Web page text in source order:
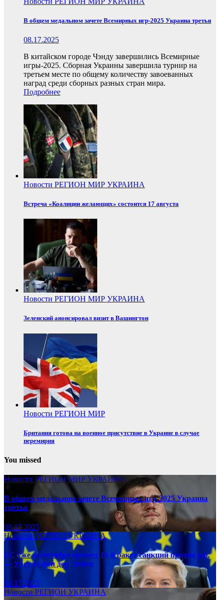
В общем медальном зачете Всемирных игр-2025 Украина третья
08.17.2025
В китайском городе Чэнду завершились Всемирные
игры-2025. Сборная Украины завершила турнир на
третьем месте по общему количеству завоеванных
наград среди сборных разных стран мира.
Подробнее
Новости РЕГИОН МИР УКРАИНА
Встреча «Коалиции желающих» состоится 17 августа
Новости РЕГИОН МИР УКРАИНА
Зеленский анонсировал визит в Вашингтон
Новости РЕГИОН МИР
Британия готова на военное присутствие в Украине в случае
перемирия
You missed
Новости РЕГИОНМИР УКРАИНА
В общем медальном зачете Всемирных игр-2025 Украина
третья
08.17.2025
НовостиРЕГИОНУКРАИНА
ЕС уже в сентябре примет 19-й ракет санкций против рф,
— Урсула фон дер Ляйен
08.17.2025
Новости РЕГИОН УКРАИНА